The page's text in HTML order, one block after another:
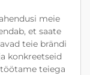
meie
et saate
teie brändi
konkreetseid
teiega